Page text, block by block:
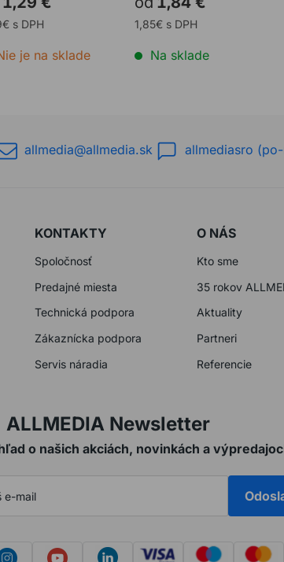
s DPH
je na sklade
1,85€ s DPH
Na sklade
allmedia@allmedia.sk allmediasro
KONTAKTY
Spoločnosť
Predajné miesta
Technická podpora
Zákaznícka podpora
Servis náradia
O NÁS
Kto sme
35 rokov
Aktuality
Partneri
Referencie
ALLMEDIA Newsletter
o našich akciách, novinkách a